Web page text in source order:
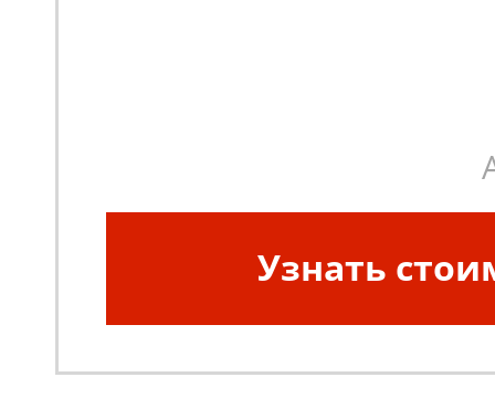
Узнать